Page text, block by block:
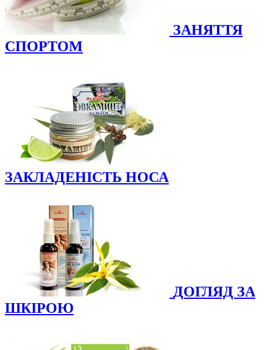
ЗАНЯТТЯ
СПОРТОМ
ЗАКЛАДЕНІСТЬ НОСА
ДОГЛЯД ЗА
ШКІРОЮ